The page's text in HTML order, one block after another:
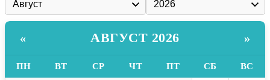
« АВГУСТ 2026 »
ПН ВТ СР ЧТ ПТ СБ ВС